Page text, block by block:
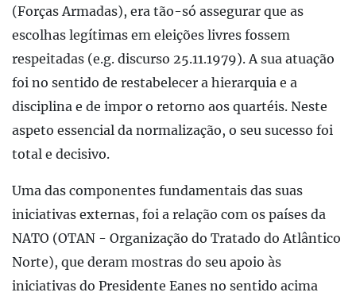
(Forças Armadas), era tão-só assegurar que as
escolhas legítimas em eleições livres fossem
respeitadas (e.g. discurso 25.11.1979). A sua atuação
foi no sentido de restabelecer a hierarquia e a
disciplina e de impor o retorno aos quartéis. Neste
aspeto essencial da normalização, o seu sucesso foi
total e decisivo.
Uma das componentes fundamentais das suas
iniciativas externas, foi a relação com os países da
NATO (OTAN - Organização do Tratado do Atlântico
Norte), que deram mostras do seu apoio às
iniciativas do Presidente Eanes no sentido acima